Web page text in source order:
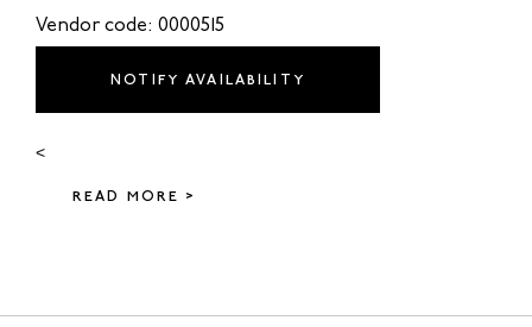
Vendor code: 0000515
NOTIFY AVAILABILITY
<
READ MORE >